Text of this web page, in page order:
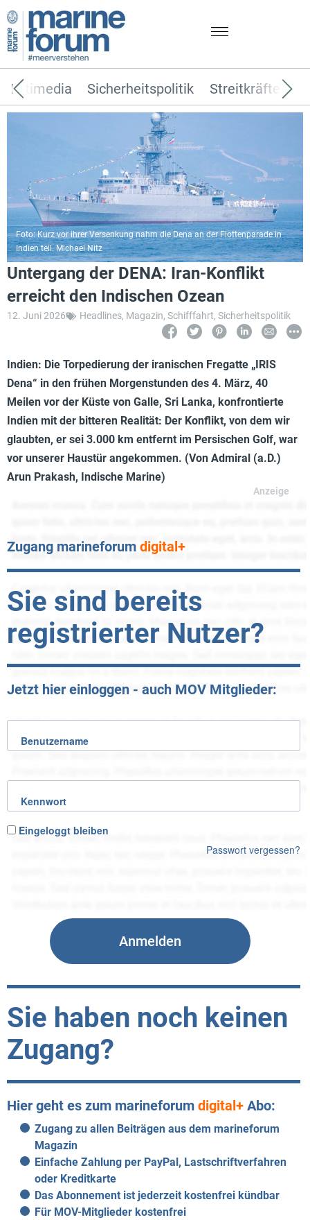
Sicherheitspolitik Streitkräfte
Multimedia
Foto: Kurz vor ihrer Versenkung nahm die Dena an der Flottenparade in
Indien teil. Michael Nitz
Untergang der DENA: Iran-Konflikt
erreicht den Indischen Ozean
12. Juni 2026 Headlines, Magazin, Schifffahrt, Sicherheitspolitik
Indien: Die Torpedierung der iranischen Fregatte „IRIS
Dena“ in den frühen Morgenstunden des 4. März, 40
Meilen vor der Küste von Galle, Sri Lanka, konfrontierte
Indien mit der bitteren Realität: Der Konflikt, von dem wir
glaubten, er sei 3.000 km entfernt im Persischen Golf, war
vor unserer Haustür angekommen. (Von Admiral (a.D.)
Arun Prakash, Indische Marine)
Zugang marineforum digital+
Sie sind bereits
registrierter Nutzer?
Jetzt hier einloggen - auch MOV Mitglieder:
Benutzername
Kennwort
Eingeloggt bleiben
Passwort vergessen?
Sie haben noch keinen
Zugang?
Hier geht es zum marineforum digital+ Abo:
Zugang zu allen Beiträgen aus dem marineforum
Magazin
Einfache Zahlung per PayPal, Lastschriftverfahren
oder Kreditkarte
Das Abonnement ist jederzeit kostenfrei kündbar
Für MOV-Mitglieder kostenfrei